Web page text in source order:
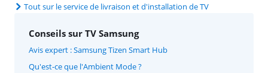
Tout sur le service de livraison et d'installation de TV
Conseils sur TV Samsung
Avis expert : Samsung Tizen Smart Hub
Qu'est-ce que l'Ambient Mode ?